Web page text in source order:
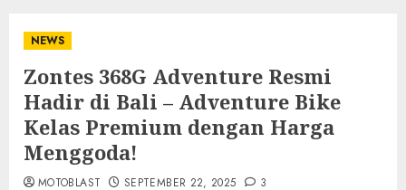
NEWS
Zontes 368G Adventure Resmi
Hadir di Bali – Adventure Bike
Kelas Premium dengan Harga
Menggoda!
MOTOBLAST SEPTEMBER 22, 2025 3